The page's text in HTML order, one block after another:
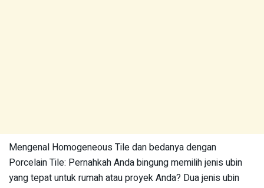
Mengenal Homogeneous Tile dan bedanya dengan
Porcelain Tile: Pernahkah Anda bingung memilih jenis ubin
yang tepat untuk rumah atau proyek Anda? Dua jenis ubin